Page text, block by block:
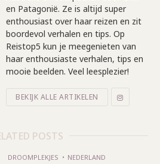
en Patagonië. Ze is altijd super
enthousiast over haar reizen en zit
boordevol verhalen en tips. Op
Reistop5 kun je meegenieten van
haar enthousiaste verhalen, tips en
mooie beelden. Veel leesplezier!
BEKIJK ALLE ARTIKELEN
POSTS
DROOMPLEKJES NEDERLAND